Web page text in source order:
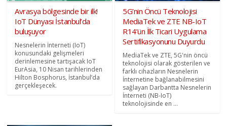
Avrasya bölgesinde bir ilk!
IoT Dünyası İstanbul’da
buluşuyor
Nesnelerin İnterneti (IoT)
konusundaki gelişmeleri
derinlemesine tartışacak IoT
EurAsia, 10 Nisan tarihlerinden
Hilton Bosphorus, İstanbul’da
gerçekleşecek.
5G’nin Öncü Teknolojisi
MediaTek ve ZTE NB-IoT
R14’ün İlk Ticari Uygulama
Sertifikasyonunu Duyurdu
MediaTek ve ZTE, 5G'nin öncü
teknolojisi olarak gösterilen ve
farklı cihazların Nesnelerin
İnternetine bağlanabilmesini
sağlayan Darbantta Nesnelerin
İnterneti (NB-IoT)
teknolojisinde en ...